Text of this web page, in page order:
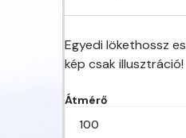
Egyedi lökethossz
kép csak illusztráció!
Átmérő
100